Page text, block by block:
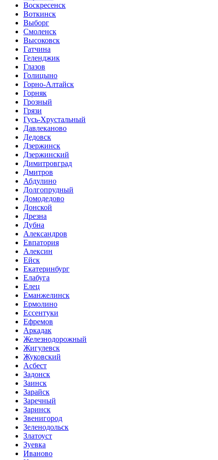
Воскресенск
Воткинск
Выборг
Смоленск
Высоковск
Гатчина
Геленджик
Глазов
Голицыно
Горно-Алтайск
Горняк
Грозный
Грязи
Гусь-Хрустальный
Давлеканово
Дедовск
Дзержинск
Дзержинский
Димитровград
Дмитров
Абдулино
Долгопрудный
Домодедово
Донской
Дрезна
Дубна
Александров
Евпатория
Алексин
Ейск
Екатеринбург
Елабуга
Елец
Еманжелинск
Ермолино
Ессентуки
Ефремов
Аркадак
Железнодорожный
Жигулевск
Жуковский
Асбест
Задонск
Заинск
Зарайск
Заречный
Заринск
Звенигород
Зеленодольск
Златоуст
Зуевка
Иваново